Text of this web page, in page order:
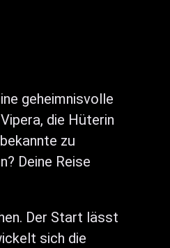
geheimnisvolle
die Hüterin
zu
Deine Reise
Der Start lässt
sich die